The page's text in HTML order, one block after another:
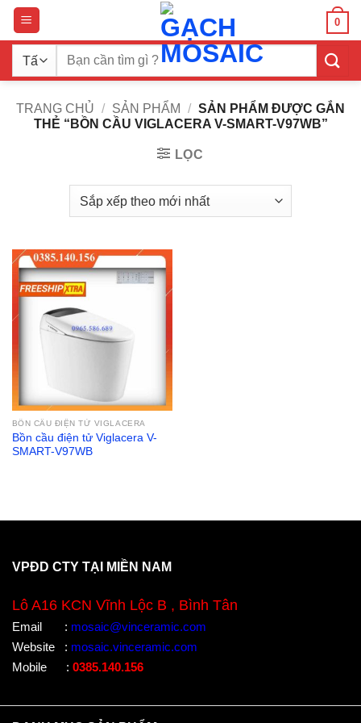
Bỏ
qua
nội
dung
0
Tìm
TRANG CHỦ / SẢN PHẨM / SẢN PHẨM ĐƯỢC GẮN
THẺ “BỒN CẦU VIGLACERA V-SMART-V97WB”
LỌC
BỒN CẦU ĐIỆN TỬ VIGLACERA
Bồn cầu điện tử Viglacera V-
SMART-V97WB
VPĐD CTY TẠI MIỀN NAM
Lô A16 KCN Vĩnh Lộc B , Bình Tân
Email : mosaic@vinceramic.com
Website
: mosaic.vinceramic.com
Mobile
: 0385.140.156